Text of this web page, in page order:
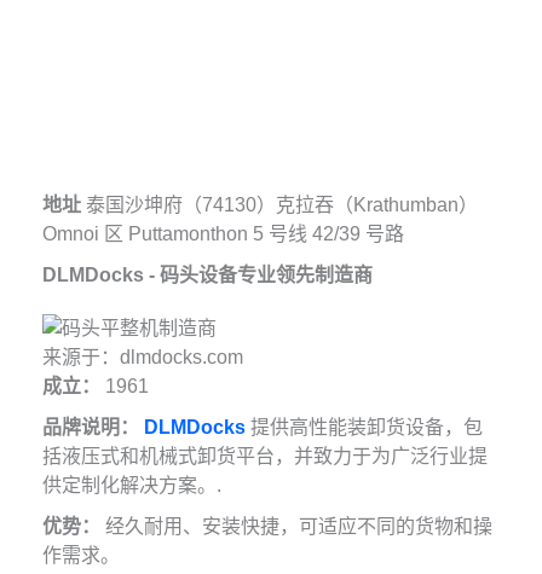
地址泰国沙坤府（74130）克拉吞（Krathumban）
Omnoi 区 Puttamonthon 5 号线 42/39 号路
DLMDocks - 码头设备专业领先制造商
来源于：dlmdocks.com
成立：
1961
品牌说明：
DLMDocks提供高性能装卸货设备，包
括液压式和机械式卸货平台，并致力于为广泛行业提
供定制化解决方案。.
优势：
经久耐用、安装快捷，可适应不同的货物和操
作需求。